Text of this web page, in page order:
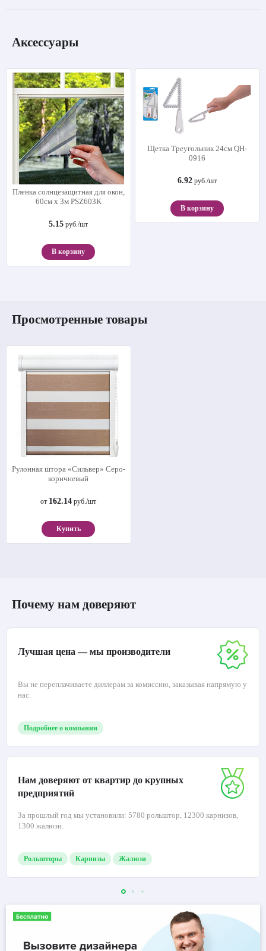
Аксессуары
Пленка солнцезащитная для окон,
60см х 3м PSZ603K
5.15 руб./шт
В корзину
Щетка Треугольник 24см QH-
0916
6.92руб./шт
В корзину
Просмотренные товары
Рулонная штора «Сильвер» Серо-
коричневый
от 162.14 руб./шт
Купить
Почему нам доверяют
Лучшая цена — мы производители
Вы не переплачиваете диллерам за комиссию, заказывая напрямую у
нас.
Подробнее о компании
Нам доверяют от квартир до крупных
предприятий
За прошлый год мы установили: 5780 рольштор, 12300 карнизов,
1300 жалюзи.
Рольшторы Карнизы Жалюзи